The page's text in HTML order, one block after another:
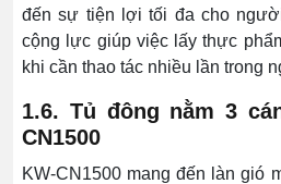
đến sự tiện lợi tối đa cho
cộng lực giúp việc lấy thực
khi cần thao tác nhiều lần trong
1.6. Tủ đông nằm 3
CN1500
KW-CN1500 mang đến làn gió